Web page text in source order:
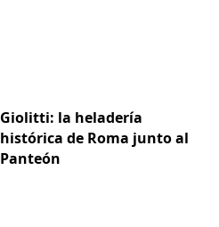
Giolitti: la heladería
histórica de Roma junto al
Panteón